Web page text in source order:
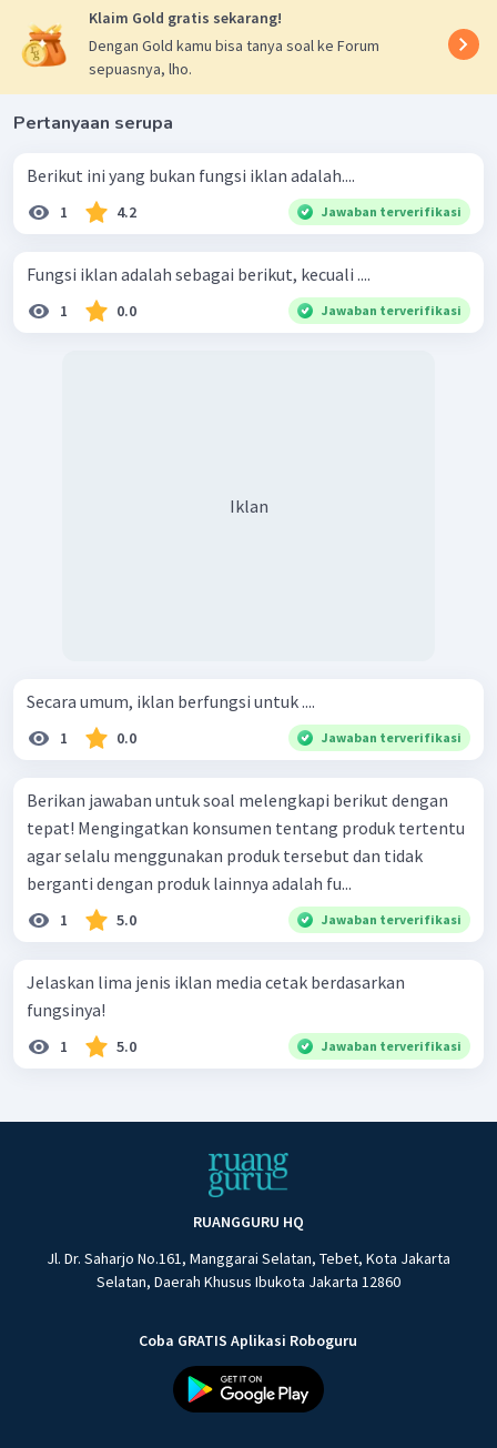
Klaim Gold gratis sekarang!
Dengan Gold kamu bisa tanya soal ke Forum
sepuasnya, lho.
Pertanyaan serupa
Berikut ini yang bukan fungsi iklan adalah....
1 4.2 Jawaban terverifikasi
Fungsi iklan adalah sebagai berikut, kecuali ....
1 0.0 Jawaban terverifikasi
Iklan
Secara umum, iklan berfungsi untuk ....
1 0.0 Jawaban terverifikasi
Berikan jawaban untuk soal melengkapi berikut dengan
tepat! Mengingatkan konsumen tentang produk tertentu
agar selalu menggunakan produk tersebut dan tidak
berganti dengan produk lainnya adalah fu...
1 5.0 Jawaban terverifikasi
Jelaskan lima jenis iklan media cetak berdasarkan
fungsinya!
1 5.0 Jawaban terverifikasi
RUANGGURU HQ
Jl. Dr. Saharjo No.161, Manggarai Selatan, Tebet, Kota Jakarta
Selatan, Daerah Khusus Ibukota Jakarta 12860
Coba GRATIS Aplikasi Roboguru